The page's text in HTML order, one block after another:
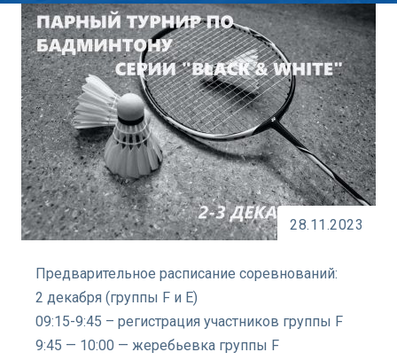
28.11.2023
Предварительное расписание соревнований:
2 декабря (группы F и Е)
09:15-9:45 – регистрация участников группы F
9:45 — 10:00 — жеребьевка группы F